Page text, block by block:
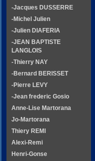
-Jacques DUSSERRE
-Michel Julien
-Julien DIAFERIA
-JEAN BAPTISTE
LANGLOIS
-Thierry NAY
-Bernard BERISSET
-Pierre LEVY
-Jean frederic Gosio
Anne-Lise Martorana
Jo-Martorana
Thiery REMI
Alexi-Remi
Henri-Gonse